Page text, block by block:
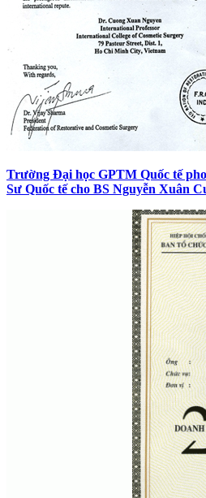
Trường Đại học GPTM Quốc tế
Sư Quốc tế cho BS Nguyễn Xuân